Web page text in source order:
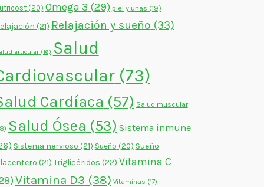
(20) Omega 3 (29) piel y uñas (19)
(21) Relajación y sueño (33)
articular(16) Salud
(73)
Cardíaca (57) Salud muscular
Salud Ósea (53) Sistema inmune
Sistema nervioso (21) Sueño (20) Sueño
(21) Triglicéridos (22) Vitamina C
Vitamina D3 (38) Vitaminas (17)